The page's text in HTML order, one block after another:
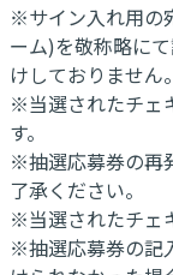
※サイン入れ用の
ーム)を敬称略に
けしておりません。
※当選されたチェ
す。
※抽選応募券の再
了承ください。
※当選されたチェ
※抽選応募券の記